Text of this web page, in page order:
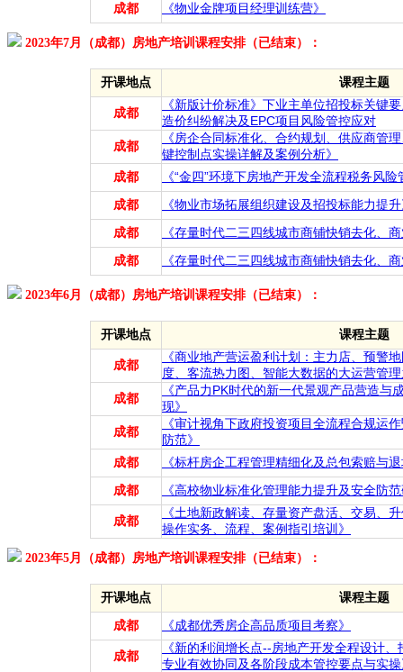
成都
《物业金牌项目经理训练营》
2023年7月（成都）房地产培训课程安排（已结束）：
开课地点 课程主题
成都
《新版计价标准》下业主单位招投标关键
造价纠纷解决及EPC项目风险管控应对
成都
《房企合同标准化、合约规划、供应商管
键控制点实操详解及案例分析》
成都
《“金四”环境下房地产开发全流程税务风
成都
《物业市场拓展组织建设及招投标能力提
成都
《存量时代二三四线城市商铺快销去化、
成都
《存量时代二三四线城市商铺快销去化、
2023年6月（成都）房地产培训课程安排（已结束）：
开课地点 课程主题
成都
《商业地产营运盈利计划：主力店、预警
度、客流热力图、智能大数据的大运营管
成都
《产品力PK时代的新一代景观产品营造与
现》
成都
《审计视角下政府投资项目全流程合规运
防范》
成都
《标杆房企工程管理精细化及总包索赔与
成都
《高校物业标准化管理能力提升及安全防
成都
《土地新政解读、存量资产盘活、交易、
操作实务、流程、案例指引培训》
2023年5月（成都）房地产培训课程安排（已结束）：
开课地点 课程主题
成都 《成都优秀房企高品质项目考察》
成都
《新的利润增长点--房地产开发全程设计
专业有效协同及各阶段成本管控要点与实